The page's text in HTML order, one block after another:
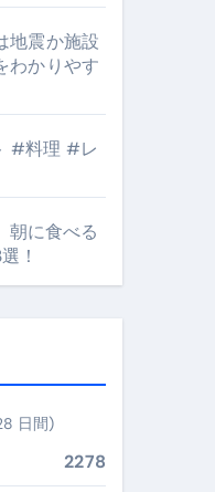
地震か施設
わかりやす
#料理 #レ
朝に食べる
！
日間)
2278